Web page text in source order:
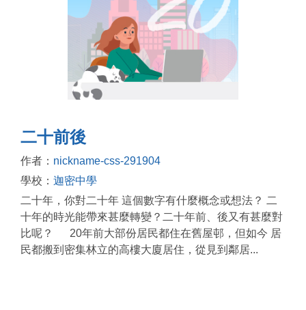
二十前後
作者： nickname-css-291904
學校： 迦密中學
二十年，你對二十年 這個數字有什麼概念或想法？ 二
十年的時光能帶來甚麼轉變？二十年前、後又有甚麼對
比呢？ 20年前大部份居民都住在舊屋邨，但如今 居
民都搬到密集林立的高樓大廈居住，從見到鄰居...